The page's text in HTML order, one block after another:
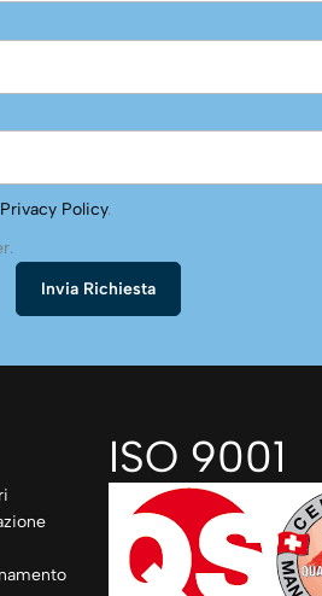
Privacy Policy.
ISO 9001